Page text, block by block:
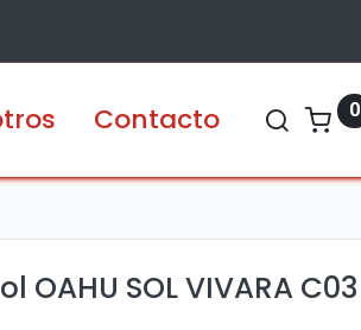
Contacto 0
OAHU SOL VIVARA C03